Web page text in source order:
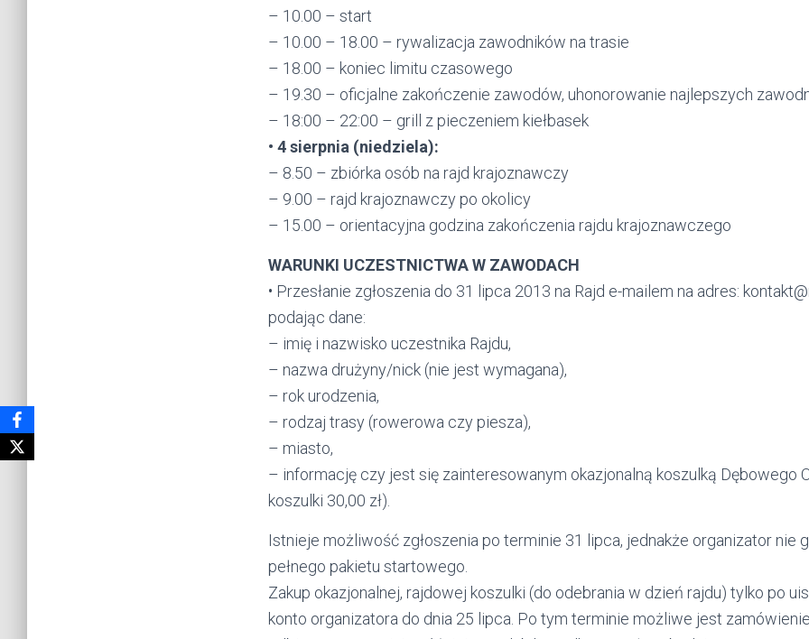
– 10.00 – start
– 10.00 – 18.00 – rywalizacja zawodników na trasie
– 18.00 – koniec limitu czasowego
– 19.30 – oficjalne zakończenie zawodów, uhonorowanie najlepszych
– 18:00 – 22:00 – grill z pieczeniem kiełbasek
• 4 sierpnia (niedziela):
– 8.50 – zbiórka osób na rajd krajoznawczy
– 9.00 – rajd krajoznawczy po okolicy
– 15.00 – orientacyjna godzina zakończenia rajdu krajoznawczego
WARUNKI UCZESTNICTWA W ZAWODACH
• Przesłanie zgłoszenia do 31 lipca 2013 na Rajd e-mailem na adres:
podając dane:
– imię i nazwisko uczestnika Rajdu,
– nazwa drużyny/nick (nie jest wymagana),
– rok urodzenia,
– rodzaj trasy (rowerowa czy piesza),
– miasto,
– informację czy jest się zainteresowanym okazjonalną koszulką Dębowego
koszulki 30,00 zł).
Istnieje możliwość zgłoszenia po terminie 31 lipca, jednakże organizator nie
pełnego pakietu startowego.
Zakup okazjonalnej, rajdowej koszulki (do odebrania w dzień rajdu) tylko po
konto organizatora do dnia 25 lipca. Po tym terminie możliwe jest